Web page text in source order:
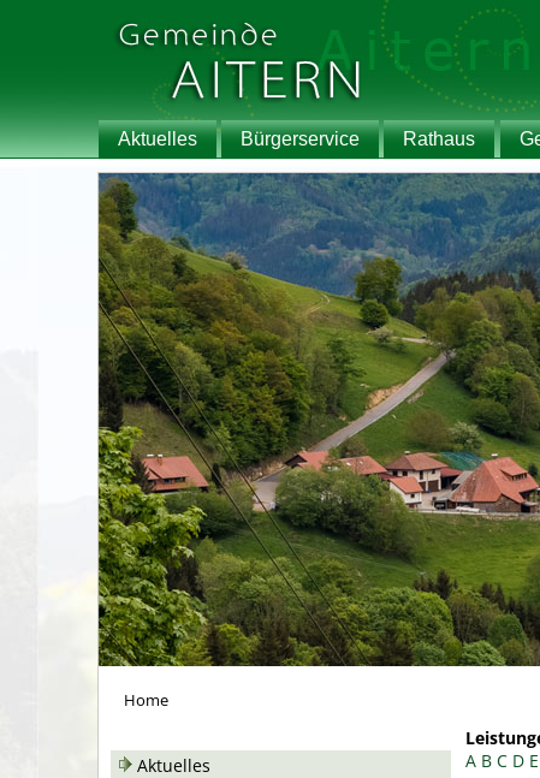
Aktuelles Bürgerservice Rathaus
Home
Aktuelles
A B C D E